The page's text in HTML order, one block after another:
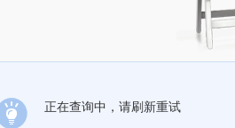
正在查询中，请刷新重试